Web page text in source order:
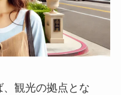
観光の拠点とな